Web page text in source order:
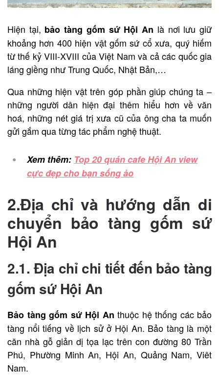
Hiện tại, bảo tàng gốm sứ Hội An là nơi lưu giữ
khoảng hơn 400 hiện vật gốm sứ cổ xưa, quý hiếm
từ thế kỷ VIII-XVIII của Việt Nam và cả các quốc gia
láng giềng như Trung Quốc, Nhật Bản,…
Qua những hiện vật trên góp phần giúp chúng ta –
những người dân hiện đại thêm hiểu hơn về văn
hoá, những nét giá trị xưa cũ của ông cha ta muốn
gửi gắm qua từng tác phẩm nghệ thuật.
Xem thêm: Top 20 quán cafe Hội An view
cực đẹp cho bạn sống ảo
2.Địa chỉ và hướng dẫn di
chuyển bảo tàng gốm sứ
Hội An
2.1. Địa chỉ chi tiết đến bảo tàng
gốm sứ Hội An
Bảo tàng gốm sứ Hội An thuộc hệ thống các bảo
tàng nổi tiếng về lịch sử ở Hội An. Bảo tàng là một
căn nhà gỗ giản dị tọa lạc trên con đường 80 Trần
Phú, Phường Minh An, Hội An, Quảng Nam, Viêt
Nam.